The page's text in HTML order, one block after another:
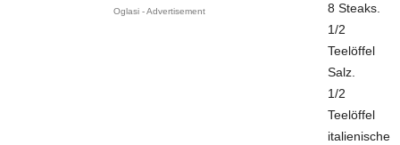
Oglasi - Advertisement
8 Steaks.
1/2
Teelöffel
Salz.
1/2
Teelöffel
italienische